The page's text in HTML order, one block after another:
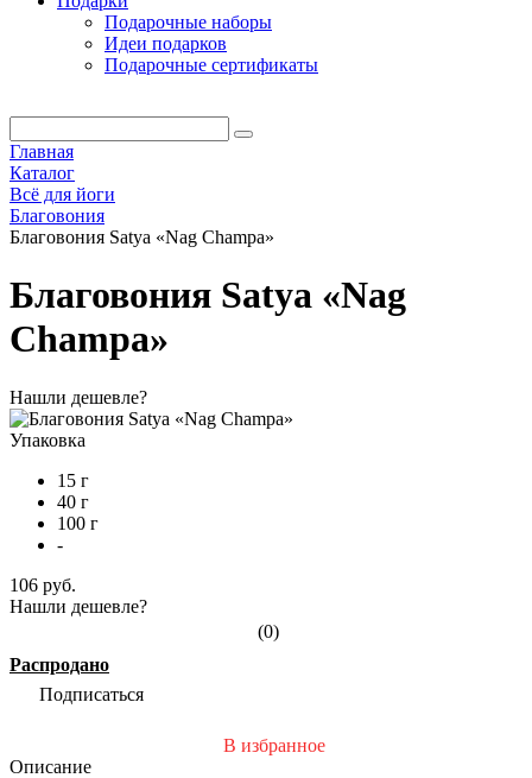
Подарочные наборы
Идеи подарков
Подарочные сертификаты
Главная
Каталог
Всё для йоги
Благовония
Благовония Satya «Nag Champa»
Благовония Satya «Nag
Champa»
Нашли дешевле?
Упаковка
15 г
40 г
100 г
-
106 руб.
Нашли дешевле?
(0)
Распродано
Подписаться
В избранное
Описание